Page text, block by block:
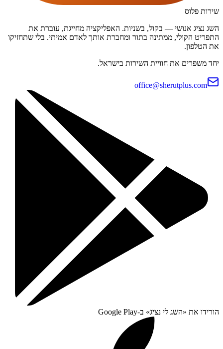
שירות פלוס
השג נציג אנושי — בקול, בשניות. האפליקציה מחייגת, עוברת את
התפריט הקולי, ממתינה בתור ומחברת אותך לאדם אמיתי. בלי שתחזיקו
את הטלפון.
יחד משפרים את חוויית השירות בישראל.
office@sherutplus.com
הורידו את «השג לי נציג» ב-Google Play